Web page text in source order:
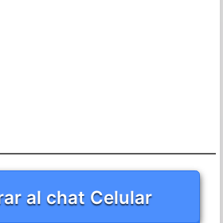
al chat Celular